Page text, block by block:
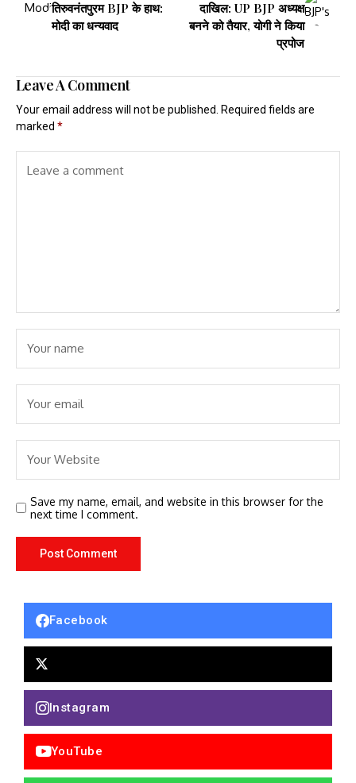
तिरुवनंतपुरम BJP के हाथ:
मोदी का धन्यवाद
दाखिल: UP BJP अध्यक्ष
बनने को तैयार, योगी ने किया
प्रपोज
Leave A Comment
Your email address will not be published.
Required fields are
marked *
Save my name, email, and website in this browser for the
next time I comment.
Facebook
Instagram
YouTube